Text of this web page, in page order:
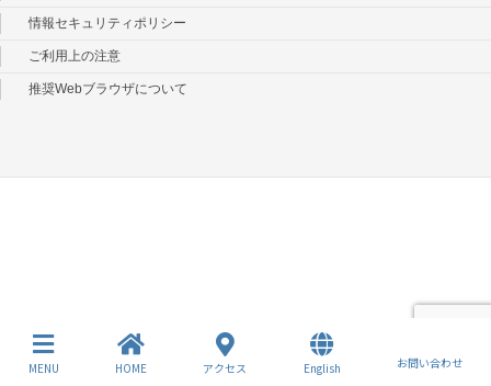
情報セキュリティポリシー
ご利用上の注意
推奨Webブラウザについて
MENU HOME アクセス English お問い合わせ